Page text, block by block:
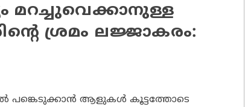
മറച്ചുവെക്കാനുള്ള
ശ്രമം ലജ്ജാകരം:
പങ്കെടുക്കാന്‍ ആളുകള്‍ കൂട്ടത്തോടെ